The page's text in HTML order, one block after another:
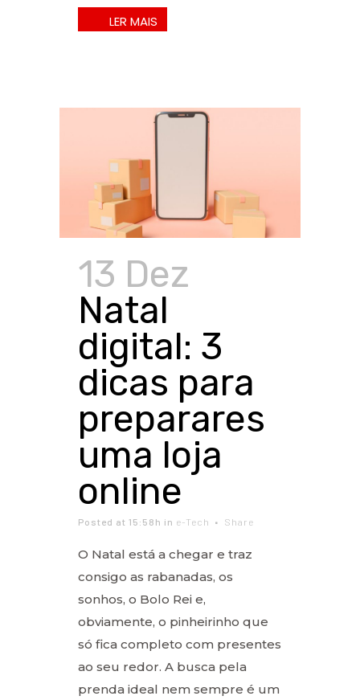
13 Dez
Natal
digital: 3
dicas para
preparares
uma loja
online
Posted at 15:58h in e-Tech Share
O Natal está a chegar e traz
consigo as rabanadas, os
sonhos, o Bolo Rei e,
obviamente, o pinheirinho que
só fica completo com presentes
ao seu redor. A busca pela
prenda ideal nem sempre é um